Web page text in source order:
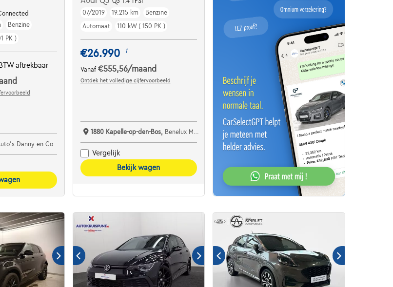
va | Navi | ...
Benzine
PK )
BTW aftrekbaar
Danny en Co
07/2019
19.215 km
Benzine
Automaat
110 kW ( 150 PK )
€26.990 1
Vanaf €555,56/maand
Ontdek het volledige cijfervoorbeeld
1880 Kapelle-op-den-Bos, Benelux Motors
Vergelijk
Bekijk wagen